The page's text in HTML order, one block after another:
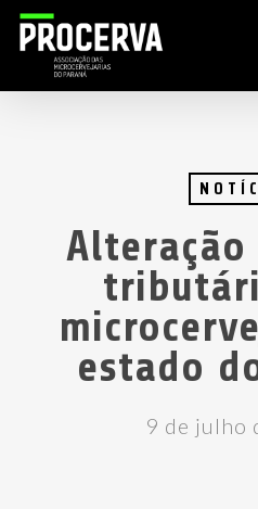
Skip
to
estado
9 de julho